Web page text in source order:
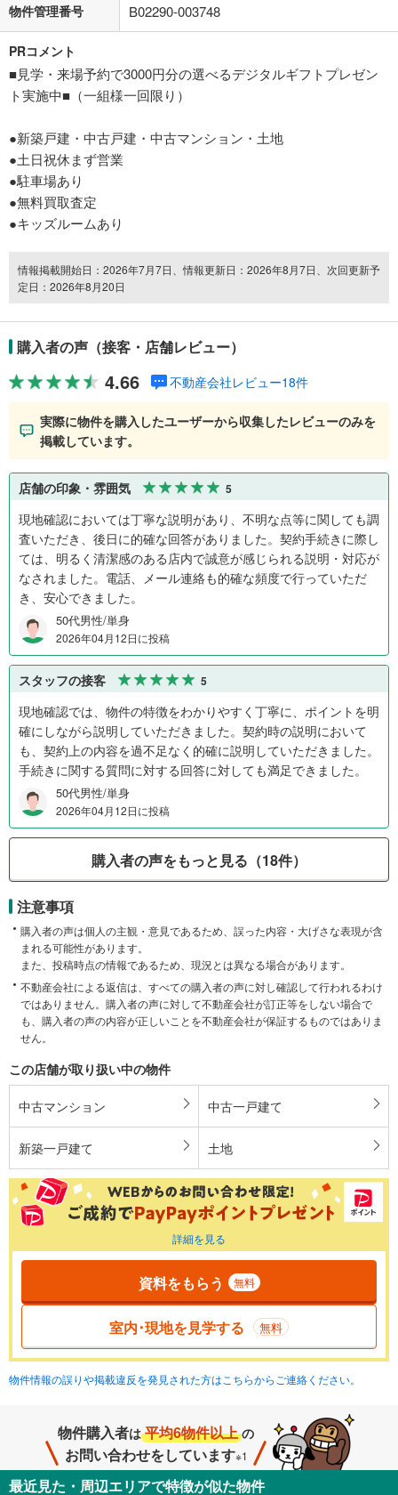
物件管理番号 B02290-003748
PRコメント
■見学・来場予約で3000円分の選べるデジタルギフトプレゼン
ト実施中■（一組様一回限り）
●新築戸建・中古戸建・中古マンション・土地
●土日祝休まず営業
●駐車場あり
●無料買取査定
●キッズルームあり
情報掲載開始日：2026年7月7日、情報更新日：2026年8月7日、次回更新予
定日：2026年8月20日
購入者の声（接客・店舗レビュー）
4.66 不動産会社レビュー18件
実際に物件を購入したユーザーから収集したレビューのみを
掲載しています。
店舗の印象・雰囲気 5
現地確認においては丁寧な説明があり、不明な点等に関しても調
査いただき、後日に的確な回答がありました。契約手続きに際し
ては、明るく清潔感のある店内で誠意が感じられる説明・対応が
なされました。電話、メール連絡も的確な頻度で行っていただ
き、安心できました。
50代男性/単身
2026年04月12日に投稿
スタッフの接客 5
現地確認では、物件の特徴をわかりやすく丁寧に、ポイントを明
確にしながら説明していただきました。契約時の説明において
も、契約上の内容を過不足なく的確に説明していただきました。
手続きに関する質問に対する回答に対しても満足できました。
50代男性/単身
2026年04月12日に投稿
購入者の声をもっと見る（18件）
注意事項
購入者の声は個人の主観・意見であるため、誤った内容・大げさな表現が含
まれる可能性があります。
また、投稿時点の情報であるため、現況とは異なる場合があります。
不動産会社による返信は、すべての購入者の声に対し確認して行われるわけ
ではありません。購入者の声に対して不動産会社が訂正等をしない場合で
も、購入者の声の内容が正しいことを不動産会社が保証するものではありま
せん。
この店舗が取り扱い中の物件
中古マンション 中古一戸建て
新築一戸建て 土地
詳細を見る
資料をもらう 無料
室内･現地を見学する 無料
物件情報の誤りや掲載違反を発見された方はこちらからご連絡ください。
物件購入者は 平均6物件以上 の
お問い合わせをしています※1
最近見た・周辺エリアで特徴が似た物件